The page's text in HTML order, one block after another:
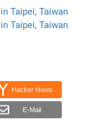
Taipei, Taiwan
Taipei, Taiwan
Hacker News
E-Mail